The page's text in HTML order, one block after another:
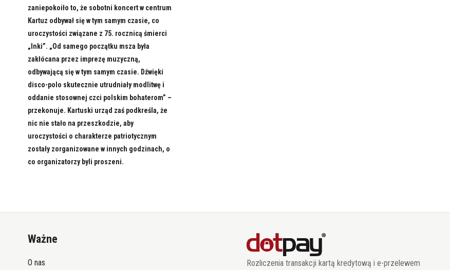
zaniepokoiło to, że sobotni koncert w centrum
Kartuz odbywał się w tym samym czasie, co
uroczystości związane z 75. rocznicą śmierci
„Inki”. „Od samego początku msza była
zakłócana przez imprezę muzyczną,
odbywającą się w tym samym czasie. Dźwięki
disco-polo skutecznie utrudniały modlitwę i
oddanie stosownej czci polskim bohaterom” –
przekonuje. Kartuski urząd zaś podkreśla, że
nic nie stało na przeszkodzie, aby
uroczystości o charakterze patriotycznym
zostały zorganizowane w innych godzinach, o
co organizatorzy byli proszeni.
Ważne
O nas
Rozliczenia transakcji kartą kredytową i e-przelewem